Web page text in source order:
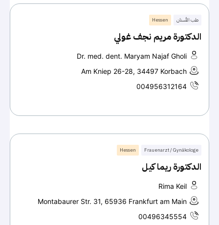
طب الأسنان Hessen
الدكتورة مريم نجف غولي
Dr. med. dent. Maryam Najaf Gholi
Am Kniep 26-28, 34497 Korbach
004956312164
Frauenarzt / Gynäkologe
Hessen
الدكتورة ريما كيل
Rima Keil
Montabaurer Str. 31, 65936 Frankfurt am Main
00496345554